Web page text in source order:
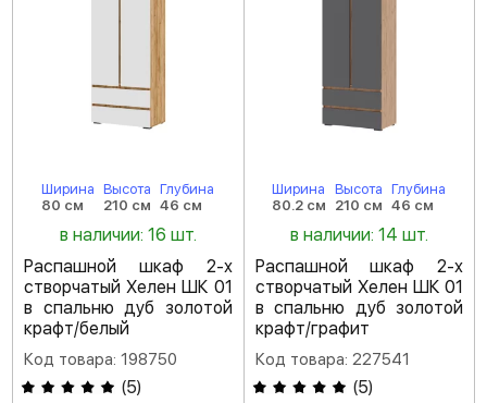
Ширина
80 см
Высота
210 см
Глубина
46 см
в наличии: 16 шт.
Распашной шкаф 2-х
створчатый Хелен ШК 01
в спальню дуб золотой
крафт/белый
Код товара: 198750
(5)
Ширина
80.2 см
Высота
210 см
Глубина
46 см
в наличии: 14 шт.
Распашной шкаф 2-х
створчатый Хелен ШК 01
в спальню дуб золотой
крафт/графит
Код товара: 227541
(5)